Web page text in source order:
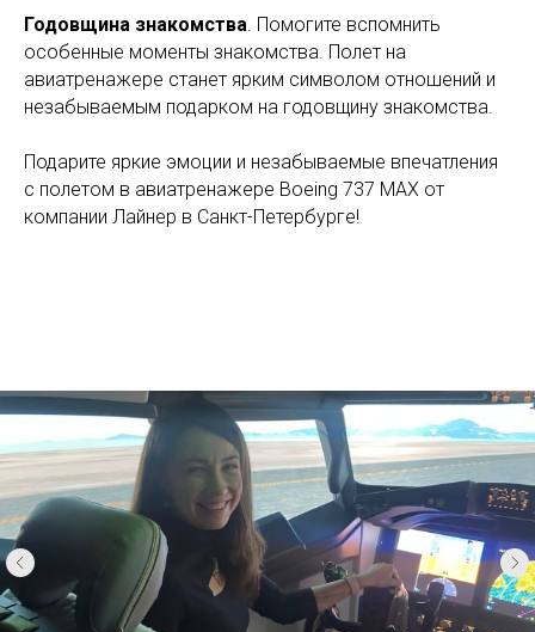
Годовщина знакомства. Помогите вспомнить
особенные моменты знакомства. Полет на
авиатренажере станет ярким символом отношений и
незабываемым подарком на годовщину знакомства.
Подарите яркие эмоции и незабываемые впечатления
с полетом в авиатренажере Boeing 737 MAX от
компании Лайнер в Санкт-Петербурге!